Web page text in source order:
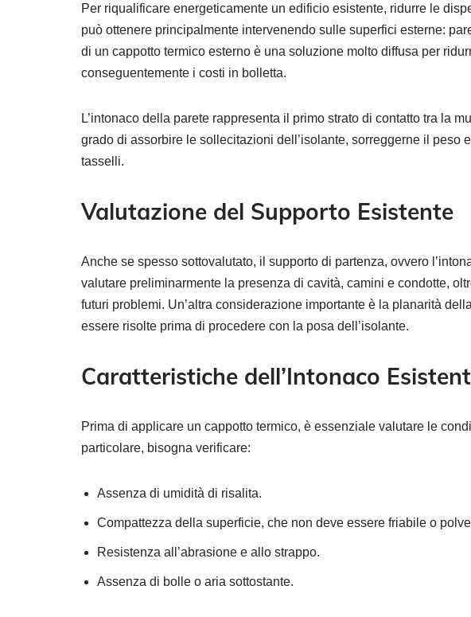
Per riqualificare energeticamente un edificio esistente, ridurre le
può ottenere principalmente intervenendo sulle superfici esterne:
di un cappotto termico esterno è una soluzione molto diffusa per
conseguentemente i costi in bolletta.
L’intonaco della parete rappresenta il primo strato di contatto tra la
grado di assorbire le sollecitazioni dell’isolante, sorreggerne il peso
tasselli.
Valutazione del Supporto Esistente
Anche se spesso sottovalutato, il supporto di partenza, ovvero
valutare preliminarmente la presenza di cavità, camini e condotte,
futuri problemi. Un’altra considerazione importante è la planarità
essere risolte prima di procedere con la posa dell’isolante.
Caratteristiche dell’Intonaco
Prima di applicare un cappotto termico, è essenziale valutare le
particolare, bisogna verificare:
Assenza di umidità di risalita.
Compattezza della superficie, che non deve essere friabile o
Resistenza all’abrasione e allo strappo.
Assenza di bolle o aria sottostante.